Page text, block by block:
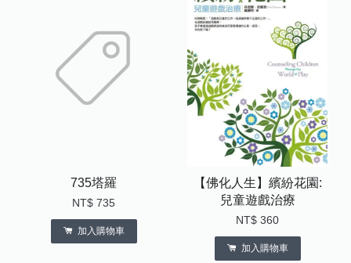
735塔羅
NT$ 735
加入購物車
【佛化人生】繽紛花園:
兒童遊戲治療
NT$ 360
加入購物車